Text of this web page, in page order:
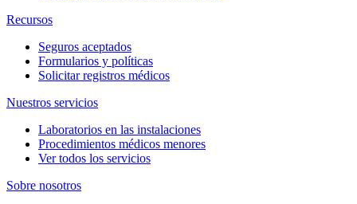
Recursos
Seguros aceptados
Formularios y políticas
Solicitar registros médicos
Nuestros servicios
Laboratorios en las instalaciones
Procedimientos médicos menores
Ver todos los servicios
Sobre nosotros